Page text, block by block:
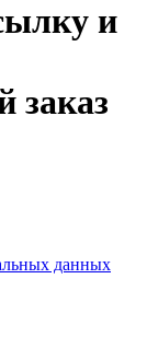
и
заказ
данных